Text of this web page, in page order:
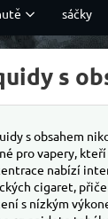
sáčky
s
s obsahem
pro vapery,
nabízí
cigaret,
s nízkým